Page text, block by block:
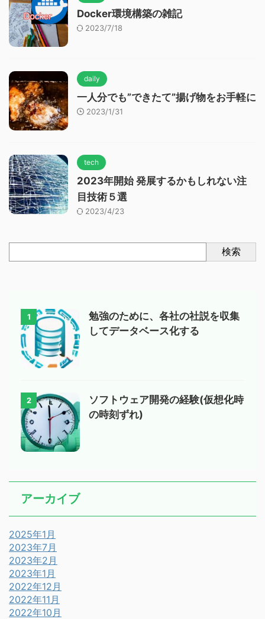
Docker環境構築の雑記
2023/7/18
daily
一人分でも”できたて”揚げ物をお手軽に
2023/1/31
tech
2023年開始 発展するかもしれない注
目技術５選
2023/4/23
検索
1
勉強のために、各社の社説を収集
してデータベース化する
2
ソフトウェア開発の経験(仮想化時
の時刻ずれ)
アーカイブ
2025年1月
2023年7月
2023年2月
2023年1月
2022年12月
2022年11月
2022年10月